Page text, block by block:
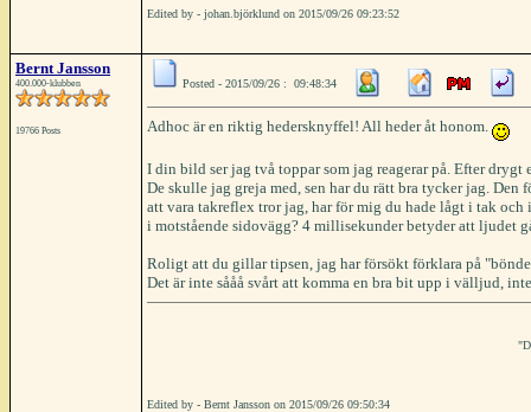
Edited by - johan.björklund on 2015/09/26 09:23:52
Bernt Jansson
400.000-klubben
19766 Posts
Posted - 2015/09/26 : 09:48:34
Adhoc är en riktig hedersknyffel! All heder åt honom.
I din bild ser jag två toppar som jag reagerar på. Efter
De skulle jag greja med, sen har du rätt bra tycker jag. Den
att vara takreflex tror jag, har för mig du hade lågt i tak och
i motstående sidovägg? 4 millisekunder betyder att ljudet
Roligt att du gillar tipsen, jag har försökt förklara på
Det är inte sååå svårt att komma en bra bit upp i välljud,
Edited by - Bernt Jansson on 2015/09/26 09:50:34